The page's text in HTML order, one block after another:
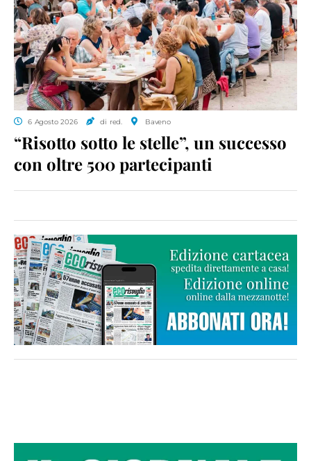
6 Agosto 2026 di red. Baveno
“Risotto sotto le stelle”, un successo
con oltre 500 partecipanti